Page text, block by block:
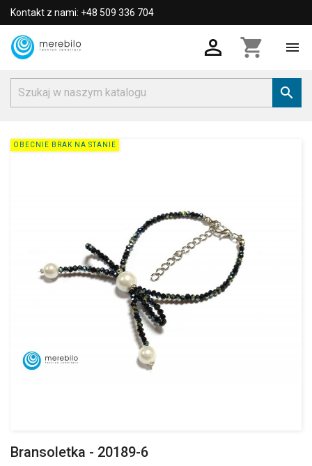
Kontakt z nami: +48 509 336 704
 shopping_cart 

OBECNIE BRAK NA STANIE
Bransoletka - 20189-6